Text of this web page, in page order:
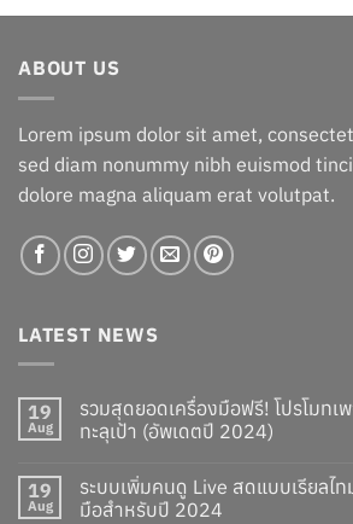
ABOUT US
Lorem ipsum dolor sit amet,
sed diam nonummy nibh euismod
dolore magna aliquam erat volutpat.
LATEST NEWS
19
Aug
รวมสุดยอดเครื่องมือฟรี! โปรโมทเ
ทะลุเป้า (อัพเดตปี 2024)
19
Aug
ระบบเพิ่มคนดู Live สดแบบเรียลไ
มือสำหรับปี 2024